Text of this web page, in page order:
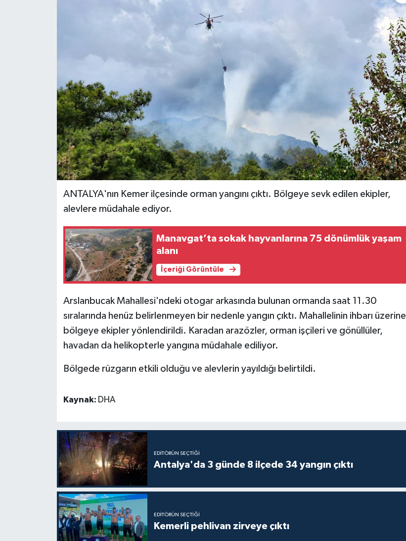
ANTALYA'nın Kemer ilçesinde orman yangını çıktı. Bölgeye sevk edilen ekipler,
alevlere müdahale ediyor.
Manavgat’ta sokak hayvanlarına 75 dönümlük yaşam
alanı
İçeriği Görüntüle
Arslanbucak Mahallesi'ndeki otogar arkasında bulunan ormanda saat 11.30
sıralarında henüz belirlenmeyen bir nedenle yangın çıktı. Mahallelinin ihbarı üzerine
bölgeye ekipler yönlendirildi. Karadan arazözler, orman işçileri ve gönüllüler,
havadan da helikopterle yangına müdahale ediliyor.
Bölgede rüzgarın etkili olduğu ve alevlerin yayıldığı belirtildi.
Kaynak: DHA
EDITÖRÜN SEÇTIĞI
Antalya'da 3 günde 8 ilçede 34 yangın çıktı
EDITÖRÜN SEÇTIĞI
Kemerli pehlivan zirveye çıktı
Magazin
Öğle Bülteni
Siyaset
Sosyal medya
Televizyon